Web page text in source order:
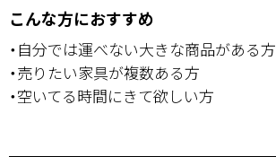
こんな方におすすめ
・自分では運べない大きな商品がある方
・売りたい家具が複数ある方
・空いてる時間にきて欲しい方